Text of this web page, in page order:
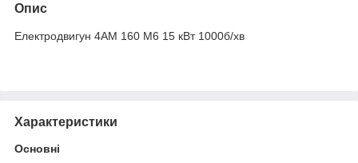
Опис
Електродвигун 4АМ 160 М6 15 кВт 1000б/хв
Характеристики
Основні